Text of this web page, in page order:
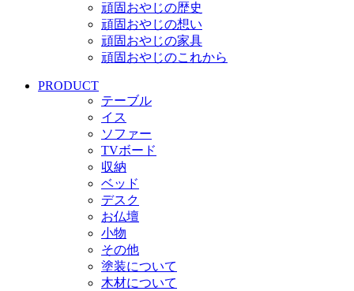
頑固おやじの歴史
頑固おやじの想い
頑固おやじの家具
頑固おやじのこれから
PRODUCT
テーブル
イス
ソファー
TVボード
収納
ベッド
デスク
お仏壇
小物
その他
塗装について
木材について